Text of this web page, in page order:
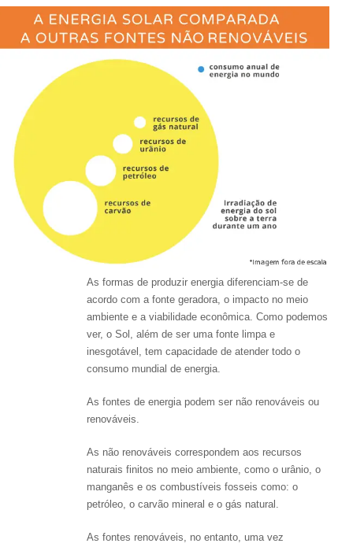
As formas de produzir energia diferenciam-se de
acordo com a fonte geradora, o impacto no meio
ambiente e a viabilidade econômica. Como podemos
ver, o Sol, além de ser uma fonte limpa e
inesgotável, tem capacidade de atender todo o
consumo mundial de energia.
As fontes de energia podem ser não renováveis ou
renováveis.
As não renováveis correspondem aos recursos
naturais finitos no meio ambiente, como o urânio, o
manganês e os combustíveis fosseis como: o
petróleo, o carvão mineral e o gás natural.
As fontes renováveis, no entanto, uma vez